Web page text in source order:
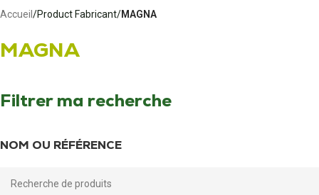
Accueil /Product Fabricant/MAGNA
MAGNA
Filtrer ma recherche
NOM OU RÉFÉRENCE